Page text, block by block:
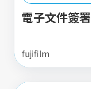
電子文件簽署
fujifilm